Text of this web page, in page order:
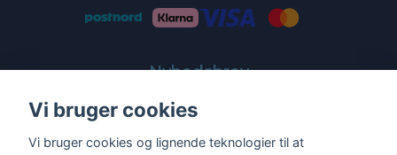
Nyhedsbrev
Få de nyeste tilbud og nyheder direkte i din indbakke
Vi bruger cookies
Vi bruger cookies og lignende teknologier til at